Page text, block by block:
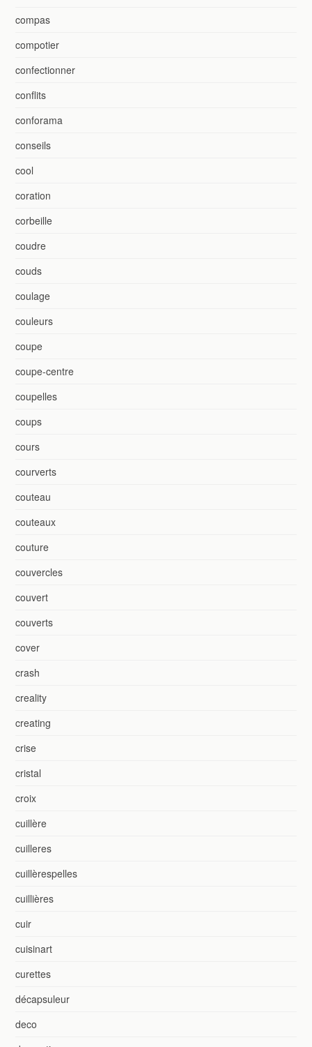
compas
compotier
confectionner
conflits
conforama
conseils
cool
coration
corbeille
coudre
couds
coulage
couleurs
coupe
coupe-centre
coupelles
coups
cours
courverts
couteau
couteaux
couture
couvercles
couvert
couverts
cover
crash
creality
creating
crise
cristal
croix
cuillère
cuilleres
cuillèrespelles
cuillières
cuir
cuisinart
curettes
décapsuleur
deco